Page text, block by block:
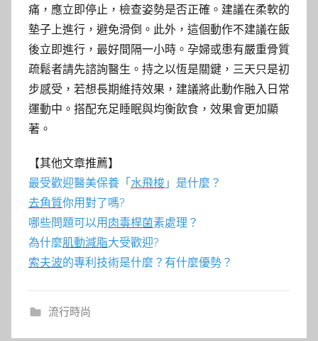
痛，應立即停止，檢查姿勢是否正確。建議在柔軟的
墊子上進行，避免滑倒。此外，這個動作不建議在飯
後立即進行，最好間隔一小時。孕婦或患有嚴重骨質
疏鬆者請先諮詢醫生。持之以恆是關鍵，三天只是初
步感受，若想長期維持效果，建議將此動作融入日常
運動中。搭配充足睡眠與均衡飲食，效果會更加顯
著。
【其他文章推薦】
最受歡迎醫美保養「 水飛梭 」是什麼？
去角質你用對了嗎?
哪些問題可以用 肉毒桿菌素處理？
為什麼肌動減脂大受歡迎?
索夫波的專利技術是什麼？有什麼優勢？
流行時尚